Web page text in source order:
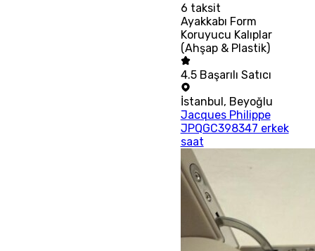
6 taksit
Ayakkabı Form
Koruyucu Kalıplar
(Ahşap & Plastik)
4.5 Başarılı Satıcı
İstanbul, Beyoğlu
Jacques Philippe
JPQGC398347 erkek
saat